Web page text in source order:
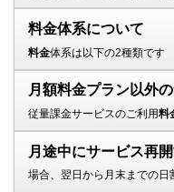
料金体系について
料金体系は以下の2種類です
月額料金プラン以外
従量課金サービスのご利用料
月途中にサービス再
場合、翌日から月末までの日